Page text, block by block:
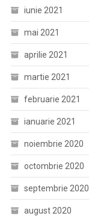
iunie 2021
mai 2021
aprilie 2021
martie 2021
februarie 2021
ianuarie 2021
noiembrie 2020
octombrie 2020
septembrie 2020
august 2020